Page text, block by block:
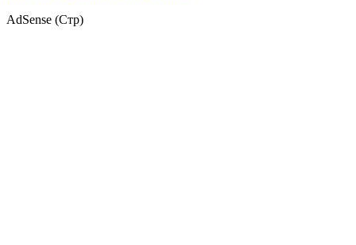
AdSense (Стр)